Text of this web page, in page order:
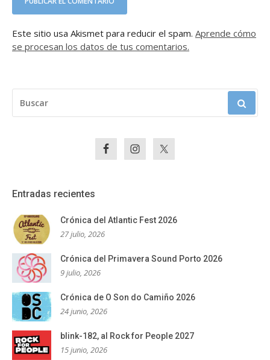
Este sitio usa Akismet para reducir el spam. Aprende cómo
se procesan los datos de tus comentarios.
Entradas recientes
Crónica del Atlantic Fest 2026
27 julio, 2026
Crónica del Primavera Sound Porto 2026
9 julio, 2026
Crónica de O Son do Camiño 2026
24 junio, 2026
blink-182, al Rock for People 2027
15 junio, 2026